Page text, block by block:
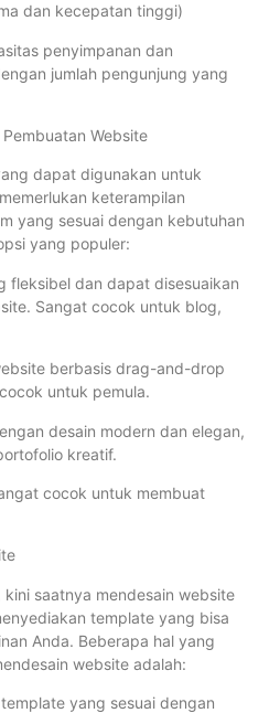
dan kecepatan tinggi)
penyimpanan dan
jumlah pengunjung yang
Website
dapat digunakan untuk
keterampilan
yang sesuai dengan kebutuhan
yang populer:
fleksibel dan dapat disesuaikan
Sangat cocok untuk blog,
berbasis drag-and-drop
untuk pemula.
desain modern dan elegan,
kreatif.
cocok untuk membuat
saatnya mendesain website
template yang bisa
Anda. Beberapa hal yang
website adalah:
yang sesuai dengan